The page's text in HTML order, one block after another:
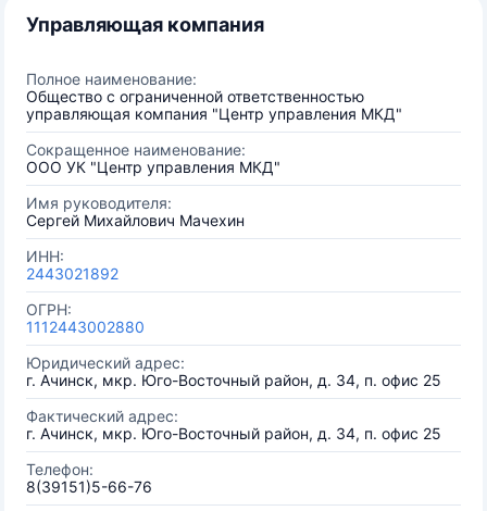
Управляющая компания
Полное наименование:
Общество с ограниченной ответственностью
управляющая компания "Центр управления МКД"
Сокращенное наименование:
ООО УК "Центр управления МКД"
Имя руководителя:
Сергей Михайлович Мачехин
ИНН:
2443021892
ОГРН:
1112443002880
Юридический адрес:
г. Ачинск, мкр. Юго-Восточный район, д. 34, п. офис 25
Фактический адрес:
г. Ачинск, мкр. Юго-Восточный район, д. 34, п. офис 25
Телефон:
8(39151)5-66-76